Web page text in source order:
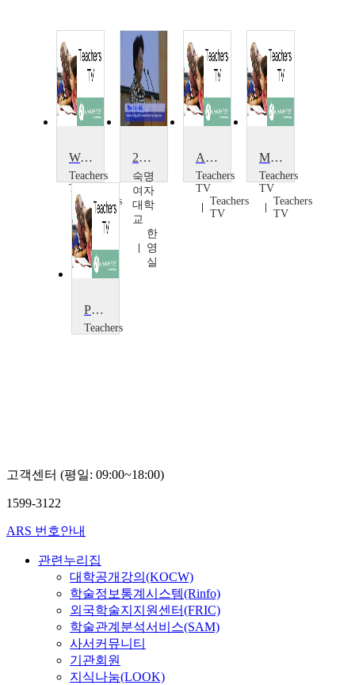
Women and Pay
Teachers
TV
Teachers
TV
2011 Asian and Africa Womens conference
숙명
여자
대학
교
한
영
실
Art Workshop
Teachers
TV
Teachers
TV
Messy Art at KS1
Teachers
TV
Teachers
TV
Primary Arts: Scrap Art
Teachers
고객센터 (평일: 09:00~18:00)
1599-3122
ARS 번호안내
관련누리집
대학공개강의(KOCW)
학술정보통계시스템(Rinfo)
외국학술지지원센터(FRIC)
학술관계분석서비스(SAM)
사서커뮤니티
기관회원
지식나눔(LOOK)